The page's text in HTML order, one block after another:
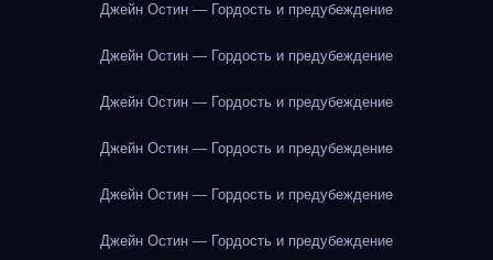
Джейн Остин — Гордость и предубеждение
Джейн Остин — Гордость и предубеждение
Джейн Остин — Гордость и предубеждение
Джейн Остин — Гордость и предубеждение
Джейн Остин — Гордость и предубеждение
Джейн Остин — Гордость и предубеждение